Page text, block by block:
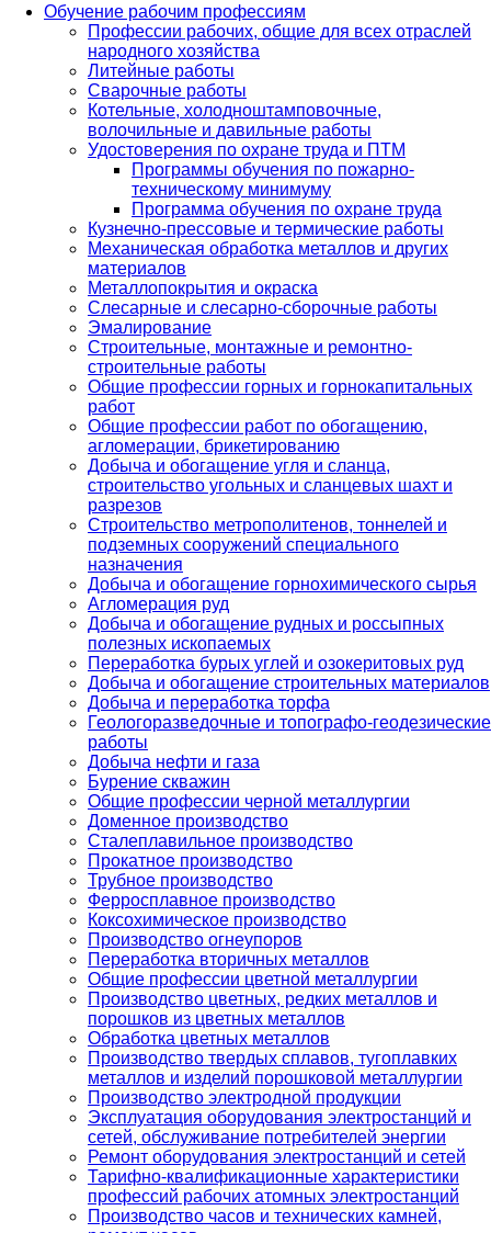
Обучение рабочим профессиям
Профессии рабочих, общие для всех отраслей
народного хозяйства
Литейные работы
Сварочные работы
Котельные, холодноштамповочные,
волочильные и давильные работы
Удостоверения по охране труда и ПТМ
Программы обучения по пожарно-
техническому минимуму
Программа обучения по охране труда
Кузнечно-прессовые и термические работы
Механическая обработка металлов и других
материалов
Металлопокрытия и окраска
Слесарные и слесарно-сборочные работы
Эмалирование
Строительные, монтажные и ремонтно-
строительные работы
Общие профессии горных и горнокапитальных
работ
Общие профессии работ по обогащению,
агломерации, брикетированию
Добыча и обогащение угля и сланца,
строительство угольных и сланцевых шахт и
разрезов
Строительство метрополитенов, тоннелей и
подземных сооружений специального
назначения
Добыча и обогащение горнохимического сырья
Агломерация руд
Добыча и обогащение рудных и россыпных
полезных ископаемых
Переработка бурых углей и озокеритовых руд
Добыча и обогащение строительных материалов
Добыча и переработка торфа
Геологоразведочные и топографо-геодезические
работы
Добыча нефти и газа
Бурение скважин
Общие профессии черной металлургии
Доменное производство
Сталеплавильное производство
Прокатное производство
Трубное производство
Ферросплавное производство
Коксохимическое производство
Производство огнеупоров
Переработка вторичных металлов
Общие профессии цветной металлургии
Производство цветных, редких металлов и
порошков из цветных металлов
Обработка цветных металлов
Производство твердых сплавов, тугоплавких
металлов и изделий порошковой металлургии
Производство электродной продукции
Эксплуатация оборудования электростанций и
сетей, обслуживание потребителей энергии
Ремонт оборудования электростанций и сетей
Тарифно-квалификационные характеристики
профессий рабочих атомных электростанций
Производство часов и технических камней,